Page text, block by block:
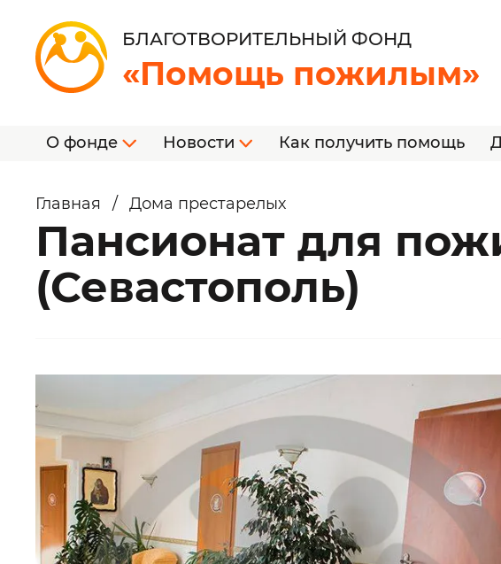
БЛАГОТВОРИТЕЛЬНЫЙ ФОНД
«Помощь пожилым»
О фонде Новости Как получить помощь
Главная / Дома престарелых
Пансионат для
(Севастополь)